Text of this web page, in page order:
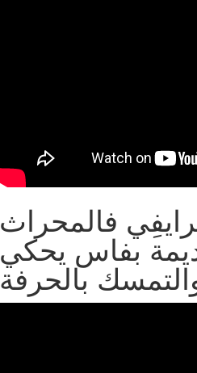
فالمحراث
بفاس يحكي
بالحرفة